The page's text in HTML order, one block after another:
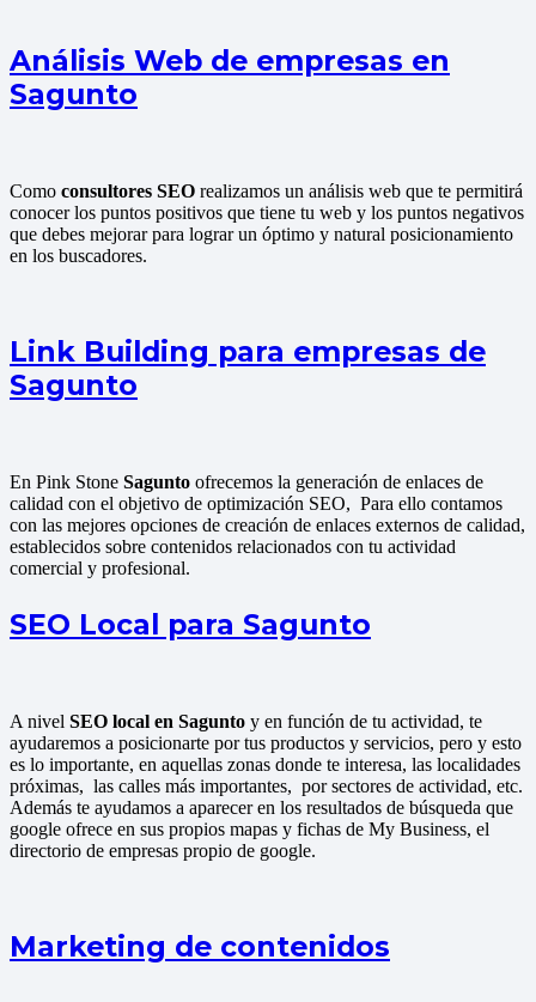
Análisis Web de empresas en
Sagunto
Como consultores SEO realizamos un análisis web que te permitirá
conocer los puntos positivos que tiene tu web y los puntos negativos
que debes mejorar para lograr un óptimo y natural posicionamiento
en los buscadores.
Link Building para empresas de
Sagunto
En Pink Stone Sagunto ofrecemos la generación de enlaces de
calidad con el objetivo de optimización SEO, Para ello contamos
con las mejores opciones de creación de enlaces externos de calidad,
establecidos sobre contenidos relacionados con tu actividad
comercial y profesional.
SEO Local para Sagunto
A nivel SEO local en Sagunto y en función de tu actividad, te
ayudaremos a posicionarte por tus productos y servicios, pero y esto
es lo importante, en aquellas zonas donde te interesa, las localidades
próximas, las calles más importantes, por sectores de actividad, etc.
Además te ayudamos a aparecer en los resultados de búsqueda que
google ofrece en sus propios mapas y fichas de My Business, el
directorio de empresas propio de google.
Marketing de contenidos